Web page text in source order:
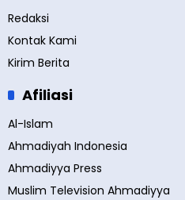
Redaksi
Kontak Kami
Kirim Berita
Afiliasi
Al-Islam
Ahmadiyah Indonesia
Ahmadiyya Press
Muslim Television Ahmadiyya